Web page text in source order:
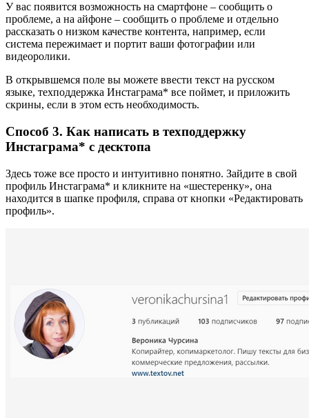
У вас появится возможность на смартфоне – сообщить о
проблеме, а на айфоне – сообщить о проблеме и отдельно
рассказать о низком качестве контента, например, если
система пережимает и портит ваши фотографии или
видеоролики.
В открывшемся поле вы можете ввести текст на русском
языке, техподдержка Инстаграма* все поймет, и приложить
скрины, если в этом есть необходимость.
Способ 3. Как написать в техподдержку
Инстаграма* с десктопа
Здесь тоже все просто и интуитивно понятно. Зайдите в свой
профиль Инстаграма* и кликните на «шестеренку», она
находится в шапке профиля, справа от кнопки «Редактировать
профиль».